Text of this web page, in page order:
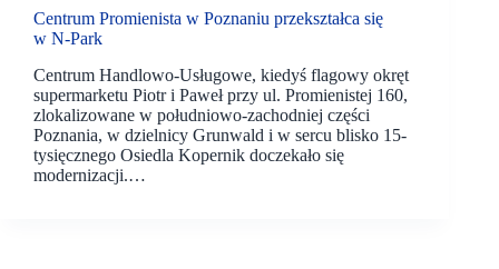
Centrum Promienista w Poznaniu przekształca się
w N-Park
Centrum Handlowo-Usługowe, kiedyś flagowy okręt
supermarketu Piotr i Paweł przy ul. Promienistej 160,
zlokalizowane w południowo-zachodniej części
Poznania, w dzielnicy Grunwald i w sercu blisko 15-
tysięcznego Osiedla Kopernik doczekało się
modernizacji.…